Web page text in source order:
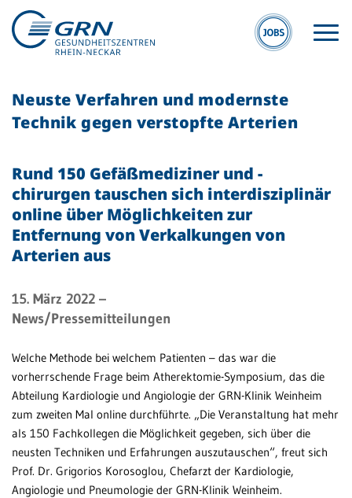
GRN
Der Verbund
Medizinische
Medizinische
Themenseiten
Veranstaltungen
Patientenportal
Karriere
Barrierefreiheit
Neuste Verfahren und modernste
Technik gegen verstopfte Arterien
Rund 150 Gefäßmediziner und -
chirurgen tauschen sich interdisziplinär
online über Möglichkeiten zur
Entfernung von Verkalkungen von
Arterien aus
15. März 2022 –
News/Pressemitteilungen
Welche Methode bei welchem Patienten – das war die
vorherrschende Frage beim Atherektomie-Symposium, das die
Abteilung Kardiologie und Angiologie der GRN-Klinik Weinheim
zum zweiten Mal online durchführte. „Die Veranstaltung hat mehr
als 150 Fachkollegen die Möglichkeit gegeben, sich über die
neusten Techniken und Erfahrungen auszutauschen“, freut sich
Prof. Dr. Grigorios Korosoglou, Chefarzt der Kardiologie,
Angiologie und Pneumologie der GRN-Klinik Weinheim.